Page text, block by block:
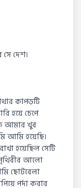
দেশ।
কাপড়টি
হয়ে চেপে
আমার খুব
আমি হয়েছি।
হয়েছিল সেটি
আলো
ছোটবেলা
পর্দা করার